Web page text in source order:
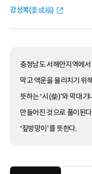
강성복(姜成福)
충청남도 서해안지역에
막고 액운을 물리치기 위
뜻하는 ‘시(柴)’와 막대기
만들어진 것으로 풀이된
‘짚방망이’를 뜻한다.